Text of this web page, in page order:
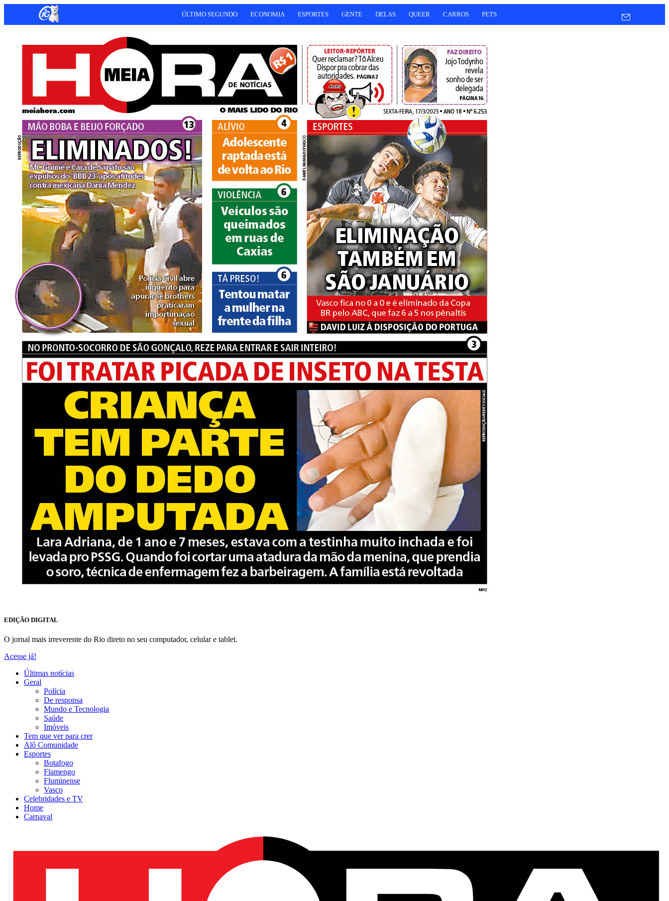
ÚLTIMO SEGUNDO ECONOMIA ESPORTES GENTE DELAS QUEER CARROS PETS
EDIÇÃO DIGITAL
O jornal mais irreverente do Rio direto no seu computador, celular e tablet.
Acesse já!
Últimas notícias
Geral
Polícia
De responsa
Mundo e Tecnologia
Saúde
Imóveis
Tem que ver para crer
Alô Comunidade
Esportes
Botafogo
Flamengo
Fluminense
Vasco
Celebridades e TV
Home
Carnaval